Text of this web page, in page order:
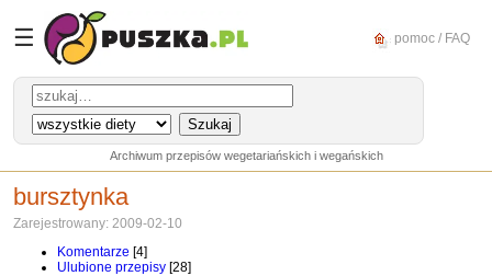
☰ pomoc / FAQ
Archiwum przepisów wegetariańskich i wegańskich
bursztynka
Zarejestrowany: 2009-02-10
Komentarze [4]
Ulubione przepisy [28]